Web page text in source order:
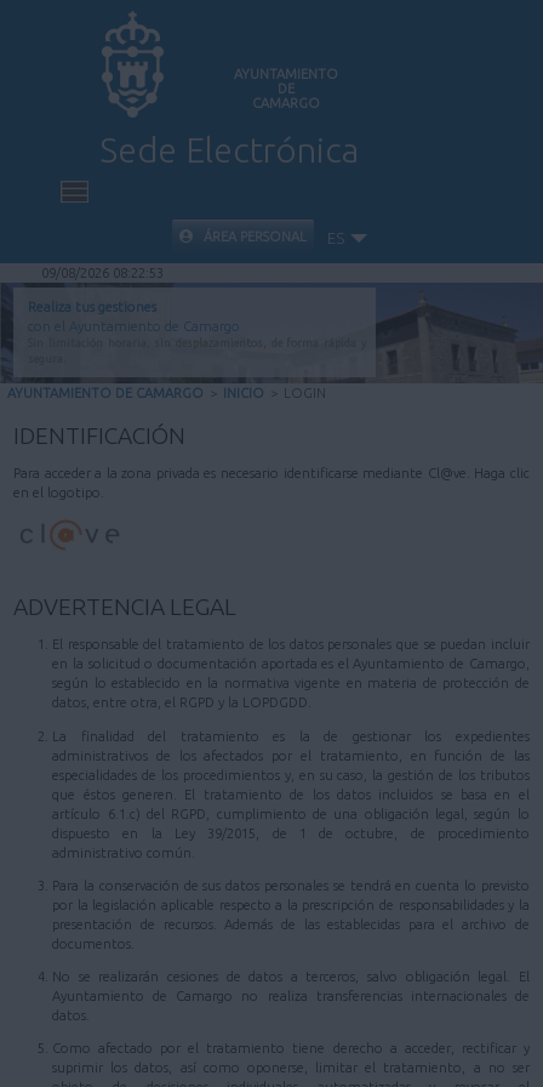
AYUNTAMIENTO
DE
CAMARGO
Sede Electrónica
INICIO
INFORMACIÓN PÚBLICA
CARPETA CIUDADANA
VALIDACIÓN DE DOCUMENTOS
AYUDA
ÁREA PERSONAL ES
09/08/2026 08:22:53
Realiza tus gestiones
con el Ayuntamiento de Camargo
AYUNTAMIENTO DE CAMARGO > INICIO > LOGIN
IDENTIFICACIÓN
Para acceder a la zona privada es necesario identificarse mediante Cl@ve. Haga clic
en el logotipo.
ADVERTENCIA LEGAL
El responsable del tratamiento de los datos personales que se puedan incluir
en la solicitud o documentación aportada es el Ayuntamiento de Camargo,
según lo establecido en la normativa vigente en materia de protección de
datos, entre otra, el RGPD y la LOPDGDD.
La finalidad del tratamiento es la de gestionar los expedientes
administrativos de los afectados por el tratamiento, en función de las
especialidades de los procedimientos y, en su caso, la gestión de los tributos
que éstos generen. El tratamiento de los datos incluidos se basa en el
artículo 6.1.c) del RGPD, cumplimiento de una obligación legal, según lo
dispuesto en la Ley 39/2015, de 1 de octubre, de procedimiento
administrativo común.
Para la conservación de sus datos personales se tendrá en cuenta lo previsto
por la legislación aplicable respecto a la prescripción de responsabilidades y la
presentación de recursos. Además de las establecidas para el archivo de
documentos.
No se realizarán cesiones de datos a terceros, salvo obligación legal. El
Ayuntamiento de Camargo no realiza transferencias internacionales de
datos.
Como afectado por el tratamiento tiene derecho a acceder, rectificar y
suprimir los datos, así como oponerse, limitar el tratamiento, a no ser